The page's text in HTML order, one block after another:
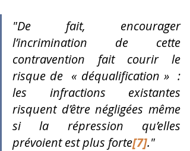
"De fait, encourager
l’incrimination de cette
contravention fait courir le
risque de  « déqualification »  :
les infractions existantes
risquent d’être négligées même
si la répression qu’elles
prévoient est plus forte[7]."